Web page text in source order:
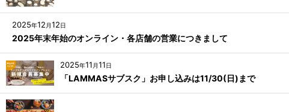
2025年12 月12日
2025年末年始のオンライン・各店舗の営業につきまして
2025年11 月11日
「LAMMASサブスク」お申し込みは11/30(日)まで